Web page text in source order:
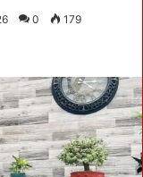
0 179